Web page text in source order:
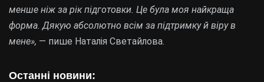
Останні новини:
менше ніж за рік підготовки. Це була моя найкраща
форма. Дякую абсолютно всім за підтримку й віру в
мене», — пише Наталія Светайлова.